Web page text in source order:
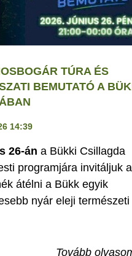
TÚRA ÉS
BEMUTATÓ A
14:39
26-án a Bükki Csillagda
programjára invitáljuk
átélni a Bükk egyik
nyár eleji természeti
Tovább